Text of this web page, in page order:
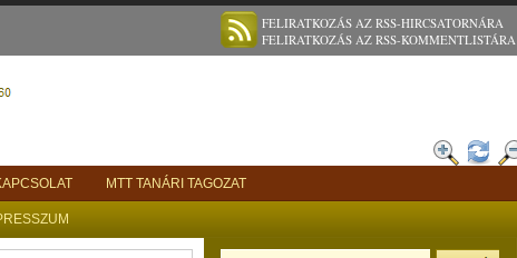
FELIRATKOZÁS AZ RSS-HIRCSATORNÁRA
FELIRATKOZÁS AZ RSS-KOMMENTLISTÁRA
MTT TANÁRI TAGOZAT